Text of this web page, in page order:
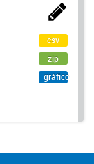
csv
zip
gráfico